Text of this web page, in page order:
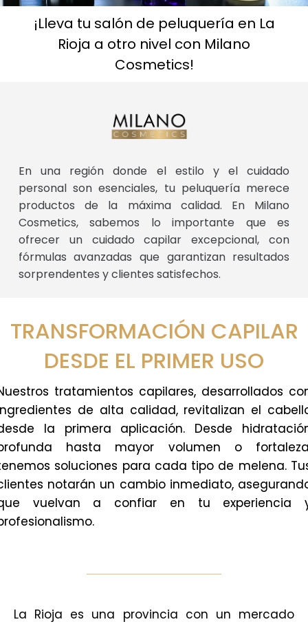
¡Lleva tu salón de peluquería en La
Rioja a otro nivel con Milano
Cosmetics!
En una región donde el estilo y el cuidado
personal son esenciales, tu peluquería merece
productos de la máxima calidad. En Milano
Cosmetics, sabemos lo importante que es
ofrecer un cuidado capilar excepcional, con
fórmulas avanzadas que garantizan resultados
sorprendentes y clientes satisfechos.
TRANSFORMACIÓN CAPILAR
DESDE EL PRIMER USO
tratamientos capilares, desarrollados
de alta calidad, revitalizan el
la primera aplicación. Desde
hasta mayor volumen o
soluciones para cada tipo de melena.
notarán un cambio inmediato,
vuelvan a confiar en tu experiencia
La Rioja es una provincia con un mercado